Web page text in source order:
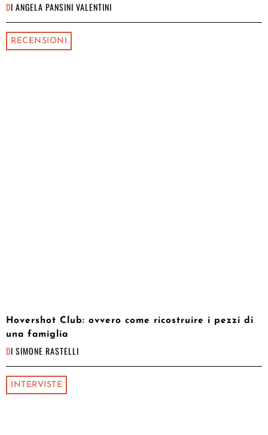
DI ANGELA PANSINI VALENTINI
RECENSIONI
Hovershot Club: ovvero come ricostruire i pezzi di
una famiglia
DI SIMONE RASTELLI
INTERVISTE